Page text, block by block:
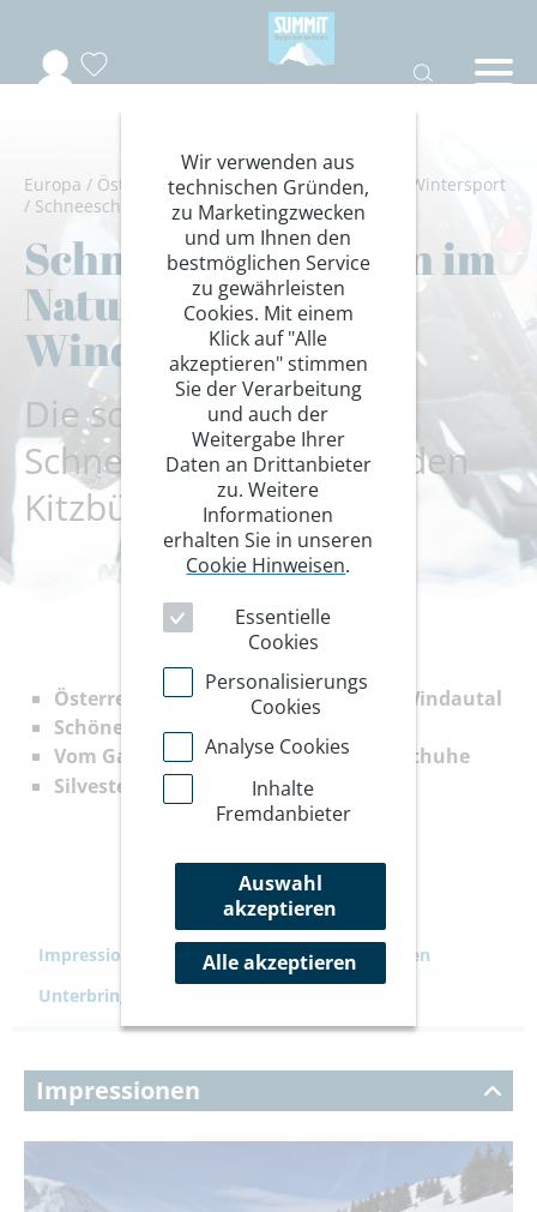
Europa / Österreich/Tirol/Kitzbüheler Alpen
Wintersport
/ Schneeschuhdurchquerungen
Schneeschuhtouren im
Naturschongebiet
Windautal
Die schönsten
Schneeschuhtouren in den
Kitzbüheler Alpen
Österreich, Tirol, Kitzbüheler Alpen, Windautal
Schöne Schneeschuh-Gipfel
Vom Gasthaus direkt auf die Schneeschuhe
Silvester-Termin
Impressionen Ihre Reise
Leistungen
Unterbringung
Impressionen
Wir verwenden aus
technischen Gründen,
zu Marketingzwecken
und um Ihnen den
bestmöglichen Service
zu gewährleisten
Cookies. Mit einem
Klick auf "Alle
akzeptieren" stimmen
Sie der Verarbeitung
und auch der
Weitergabe Ihrer
Daten an Drittanbieter
zu. Weitere
Informationen
erhalten Sie in unseren
Cookie Hinweisen.
Essentielle
Cookies
Personalisierungs
Cookies
Analyse Cookies
Inhalte
Fremdanbieter
Auswahl
akzeptieren
Alle akzeptieren